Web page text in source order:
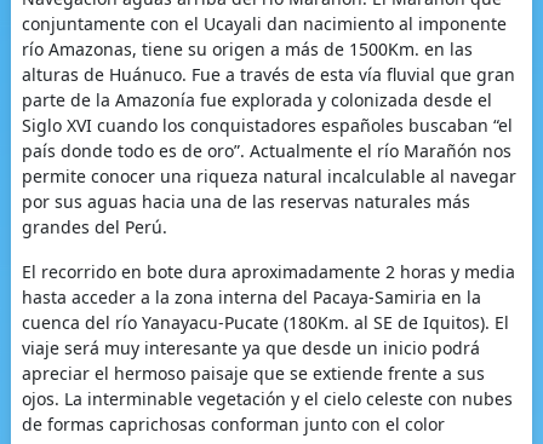
conjuntamente con el Ucayali dan nacimiento al imponente
río Amazonas, tiene su origen a más de 1500Km. en las
alturas de Huánuco. Fue a través de esta vía fluvial que gran
parte de la Amazonía fue explorada y colonizada desde el
Siglo XVI cuando los conquistadores españoles buscaban “el
país donde todo es de oro”. Actualmente el río Marañón nos
permite conocer una riqueza natural incalculable al navegar
por sus aguas hacia una de las reservas naturales más
grandes del Perú.
El recorrido en bote dura aproximadamente 2 horas y media
hasta acceder a la zona interna del Pacaya-Samiria en la
cuenca del río Yanayacu-Pucate (180Km. al SE de Iquitos). El
viaje será muy interesante ya que desde un inicio podrá
apreciar el hermoso paisaje que se extiende frente a sus
ojos. La interminable vegetación y el cielo celeste con nubes
de formas caprichosas conforman junto con el color